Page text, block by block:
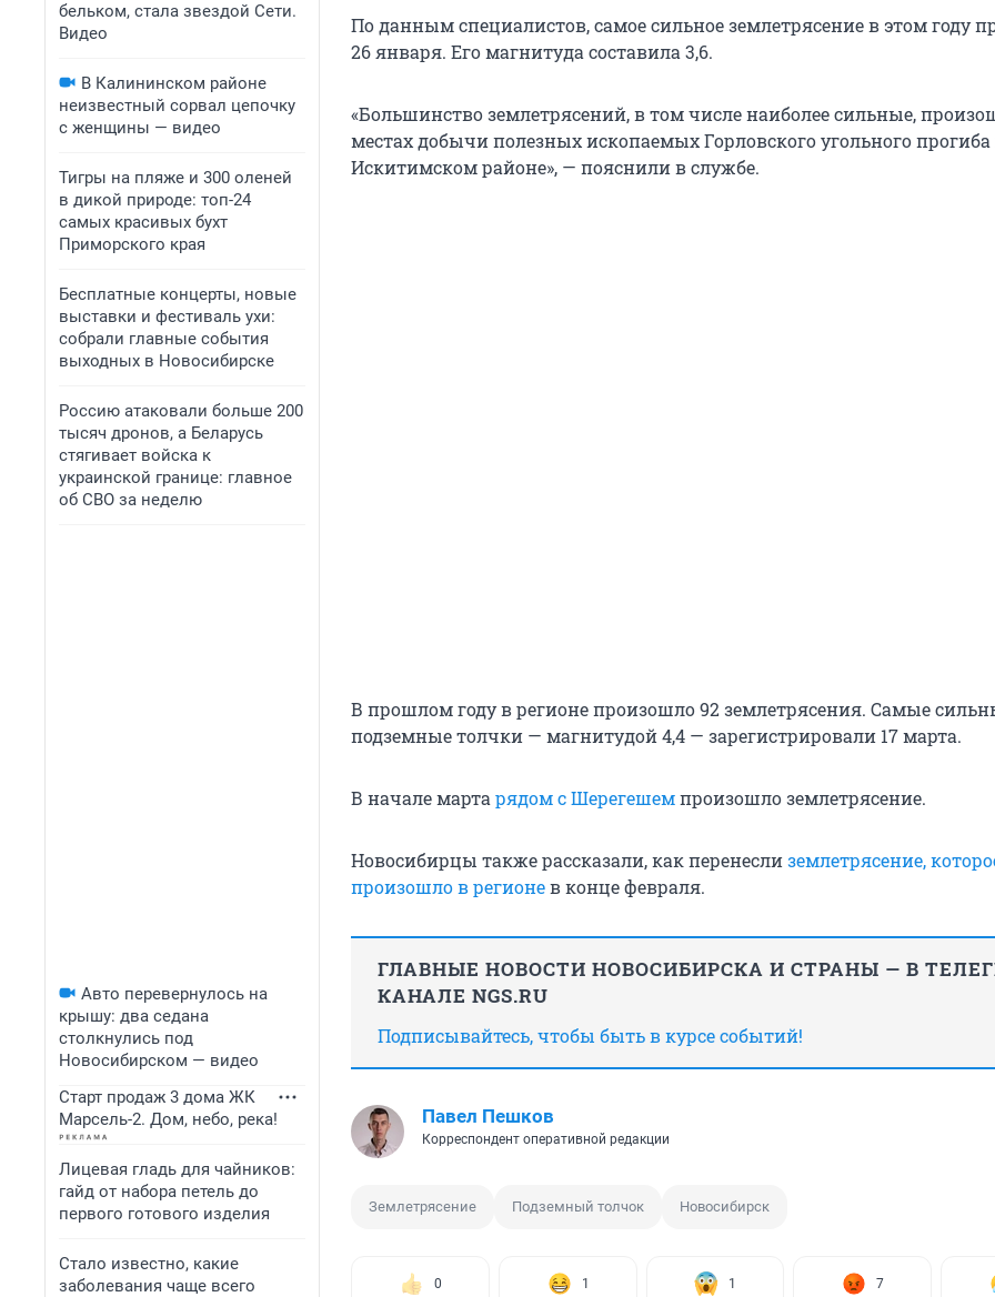
бельком, стала звездой Сети.
Видео
В Калининском районе
неизвестный сорвал цепочку
с женщины — видео
Тигры на пляже и 300 оленей
в дикой природе: топ-24
самых красивых бухт
Приморского края
Бесплатные концерты, новые
выставки и фестиваль ухи:
собрали главные события
выходных в Новосибирске
Россию атаковали больше 200
тысяч дронов, а Беларусь
стягивает войска к
украинской границе: главное
об СВО за неделю
Авто перевернулось на
крышу: два седана
столкнулись под
Новосибирском — видео
Старт продаж 3 дома ЖК
Марсель-2. Дом, небо, река!
Лицевая гладь для чайников:
гайд от набора петель до
первого готового изделия
Стало известно, какие
заболевания чаще всего
По данным специалистов, самое сильное землетрясение в этом году
26 января. Его магнитуда составила 3,6.
«Большинство землетрясений, в том числе наиболее сильные,
местах добычи полезных ископаемых Горловского угольного прогиба
Искитимском районе», — пояснили в службе.
В прошлом году в регионе произошло 92 землетрясения. Самые
подземные толчки — магнитудой 4,4 — зарегистрировали 17 марта.
В начале марта рядом с Шерегешемпроизошло землетрясение.
Новосибирцы также рассказали, как перенеслиземлетрясение,
произошло в регионев конце февраля.
ГЛАВНЫЕ НОВОСТИ НОВОСИБИРСКА И СТРАНЫ — В
КАНАЛЕ NGS.RU
Подписывайтесь, чтобы быть в курсе событий!
Павел Пешков
Корреспондент оперативной редакции
Землетрясение Подземный толчок Новосибирск
0 1 1 7